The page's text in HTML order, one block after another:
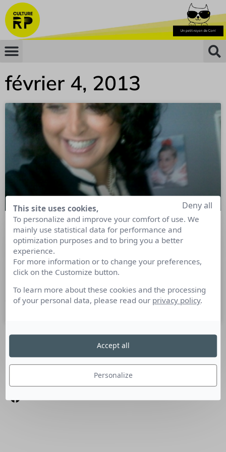
février 4, 2013
Conseil en image et communication
Culture RP a rencontré Lynda Bismuth, spécialiste du
Conseil en Image. Qu’est-ce que le Conseil en Image selon
SUIVEZ-NOUS
This site uses cookies,
To personalize and improve your comfort of use. We
mainly use statistical data for performance and
optimization purposes and to bring you a better
experience.
For more information or to change your preferences,
click on the Customize button.
To learn more about these cookies and the processing
of your personal data, please read our privacy policy.
Personalize
Deny all
Accept all